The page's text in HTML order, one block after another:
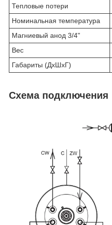
Тепловые потери
Номинальная температура
Магниевый анод 3/4"
Вес
Габариты (ДхШхГ)
Схема подключения